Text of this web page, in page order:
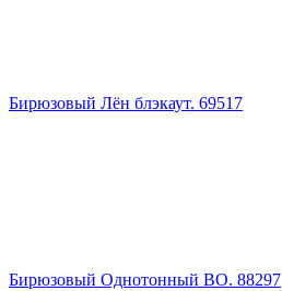
Бирюзовый Лён блэкаут. 69517
Бирюзовый Однотонный BO. 88297